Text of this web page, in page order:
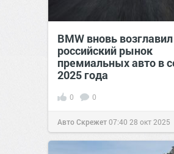
BMW вновь возглавил
российский рынок
премиальных авто в
2025 года
0 0
Авто Скрежет07:40 28 окт 2025